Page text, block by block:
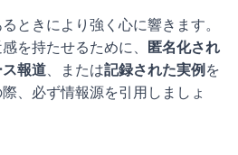
ときにより強く心に響きます。
を持たせるために、 匿名化され
報道、または記録された実例 を
、必ず情報源を引用しましょ